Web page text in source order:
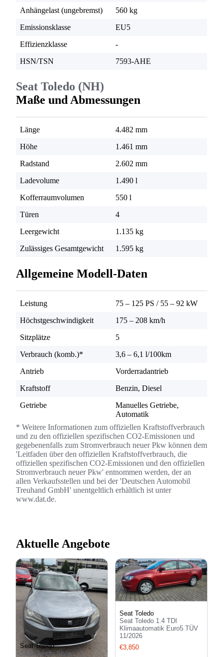
Anhängelast (ungebremst)
560 kg
Emissionsklasse
EU5
Effizienzklasse
-
HSN/TSN
7593-AHE
Seat Toledo (NH)
Maße und Abmessungen
Länge
4.482 mm
Höhe
1.461 mm
Radstand
2.602 mm
Ladevolume
1.490 l
Kofferraumvolumen
550 l
Türen
4
Leergewicht
1.135 kg
Zulässiges Gesamtgewicht
1.595 kg
Allgemeine Modell-Daten
Leistung 75 – 125 PS / 55 – 92 kW
Höchstgeschwindigkeit
175 – 208 km/h
Sitzplätze
5
Verbrauch (komb.)*
3,6 – 6,1 l/100km
Antrieb
Vorderradantrieb
Kraftstoff
Benzin, Diesel
Getriebe
Manuelles Getriebe,
Automatik
* Weitere Informationen zum offiziellen Kraftstoffverbrauch
und zu den offiziellen spezifischen CO2-Emissionen und
gegebenenfalls zum Stromverbrauch neuer Pkw können dem
'Leitfaden über den offiziellen Kraftstoffverbrauch, die
offiziellen spezifischen CO2-Emissionen und den offiziellen
Stromverbrauch neuer Pkw' entnommen werden, der an
allen Verkaufsstellen und bei der 'Deutschen Automobil
Treuhand GmbH' unentgeltlich erhältlich ist unter
www.dat.de.
Aktuelle Angebote
Seat Toledo
Seat Toledo Style
Seat Toledo
Seat Toledo 1.4 TDI
Klimaautomatik Euro5 TÜV
11/2026
€3,850